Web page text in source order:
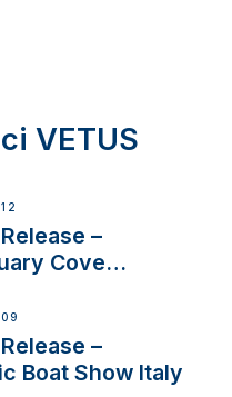
VETUS
–
Cove
–
Boat Show Italy